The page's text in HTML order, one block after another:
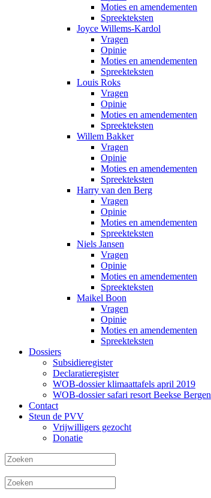
Moties en amendementen
Spreekteksten
Joyce Willems-Kardol
Vragen
Opinie
Moties en amendementen
Spreekteksten
Louis Roks
Vragen
Opinie
Moties en amendementen
Spreekteksten
Willem Bakker
Vragen
Opinie
Moties en amendementen
Spreekteksten
Harry van den Berg
Vragen
Opinie
Moties en amendementen
Spreekteksten
Niels Jansen
Vragen
Opinie
Moties en amendementen
Spreekteksten
Maikel Boon
Vragen
Opinie
Moties en amendementen
Spreekteksten
Dossiers
Subsidieregister
Declaratieregister
WOB-dossier klimaattafels april 2019
WOB-dossier safari resort Beekse Bergen
Contact
Steun de PVV
Vrijwilligers gezocht
Donatie